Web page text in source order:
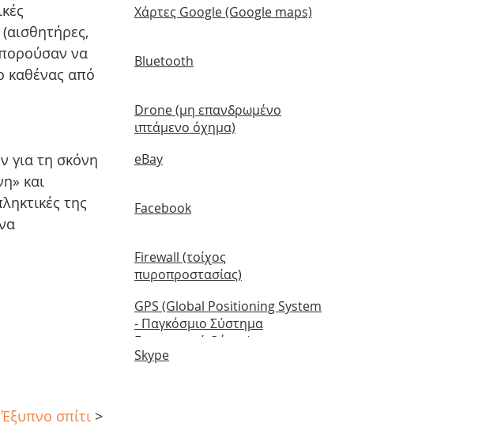
να
καθένας από
για τη σκόνη
και
της
Έξυπνο σπίτι >
Χάρτες Google (Google maps)
Bluetooth
Drone (μη επανδρωμένο
ιπτάμενο όχημα)
eBay
Facebook
Firewall (τοίχος
πυροπροστασίας)
GPS (Global Positioning System
- Παγκόσμιο Σύστημα
Εντοπισμού Θέσης)
Skype